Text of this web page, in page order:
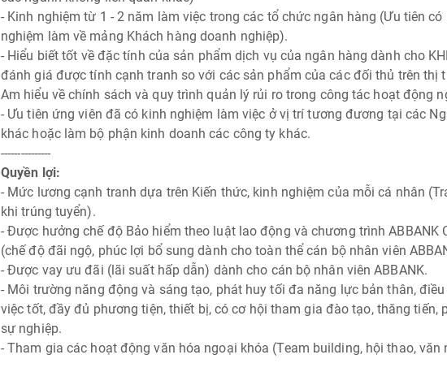
- Kinh nghiệm từ 1 - 2 năm làm việc trong các tổ chức ngân hàng (Ưu tiên có
nghiệm làm về mảng Khách hàng doanh nghiệp).
- Hiểu biết tốt về đặc tính của sản phẩm dịch vụ của ngân hàng dành cho
đánh giá được tính cạnh tranh so với các sản phẩm của các đối thủ trên thị
Am hiểu về chính sách và quy trình quản lý rủi ro trong công tác hoạt động
- Ưu tiên ứng viên đã có kinh nghiệm làm việc ở vị trí tương đương tại các
khác hoặc làm bộ phận kinh doanh các công ty khác.
---------------
Quyền lợi:
- Mức lương cạnh tranh dựa trên Kiến thức, kinh nghiệm của mỗi cá nhân
khi trúng tuyển).
- Được hưởng chế độ Bảo hiểm theo luật lao động và chương trình ABBANK
(chế độ đãi ngộ, phúc lợi bổ sung dành cho toàn thể cán bộ nhân viên
- Được vay ưu đãi (lãi suất hấp dẫn) dành cho cán bộ nhân viên ABBANK.
- Môi trường năng động và sáng tạo, phát huy tối đa năng lực bản thân,
việc tốt, đầy đủ phương tiện, thiết bị, có cơ hội tham gia đào tạo, thăng tiến,
sự nghiệp.
- Tham gia các hoạt động văn hóa ngoại khóa (Team building, hội thao, văn